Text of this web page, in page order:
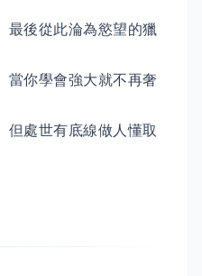
最後從此淪為慾望的獵
當你學會強大就不再奢
但處世有底線做人懂取